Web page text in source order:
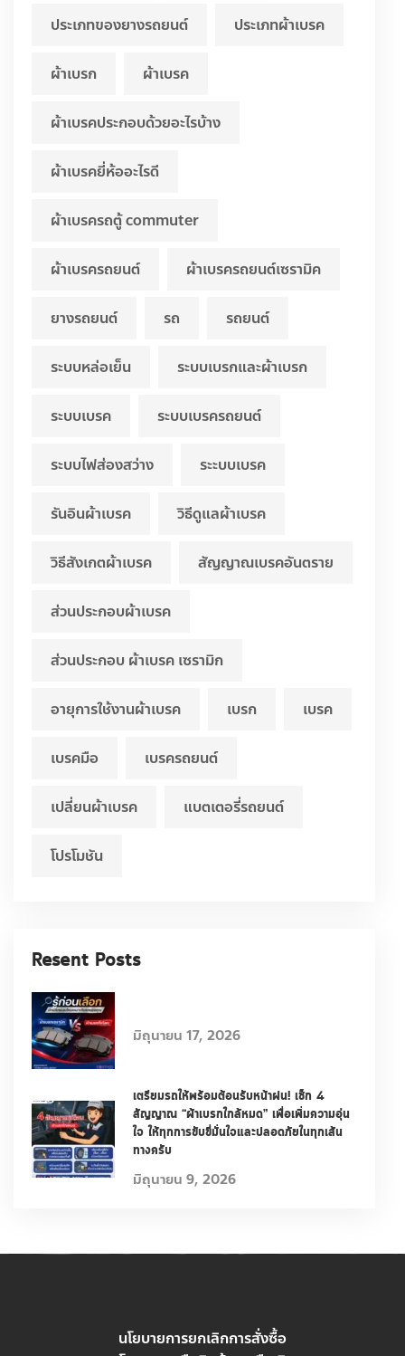
ประเภทของยางรถยนต์ ประเภทผ้าเบรค
ผ้าเบรก ผ้าเบรค
ผ้าเบรคประกอบด้วยอะไรบ้าง
ผ้าเบรคยี่ห้ออะไรดี
ผ้าเบรครถตู้ commuter
ผ้าเบรครถยนต์ ผ้าเบรครถยนต์เซรามิค
ยางรถยนต์ รถ รถยนต์
ระบบหล่อเย็น ระบบเบรกและผ้าเบรก
ระบบเบรค ระบบเบรครถยนต์
ระบบไฟส่องสว่าง ระะบบเบรค
รันอินผ้าเบรค วิธีดูแลผ้าเบรค
วิธีสังเกตผ้าเบรค สัญญาณเบรคอันตราย
ส่วนประกอบผ้าเบรค
ส่วนประกอบ ผ้าเบรค เซรามิก
อายุการใช้งานผ้าเบรค เบรก เบรค
เบรคมือ เบรครถยนต์
เปลี่ยนผ้าเบรค แบตเตอรี่รถยนต์
โปรโมชัน
Resent Posts
มิถุนายน 17, 2026
เตรียมรถให้พร้อมต้อนรับหน้าฝน! เช็ก 4
สัญญาณ “ผ้าเบรกใกล้หมด” เพื่อเพิ่มความอุ่น
ใจ ให้ทุกการขับขี่มั่นใจและปลอดภัยในทุกเส้น
ทางครับ
มิถุนายน 9, 2026
นโยบายการยกเลิกการสั่งซื้อ